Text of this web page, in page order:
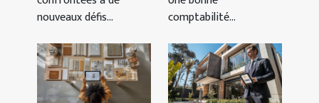
nouveaux défis...
comptabilité...